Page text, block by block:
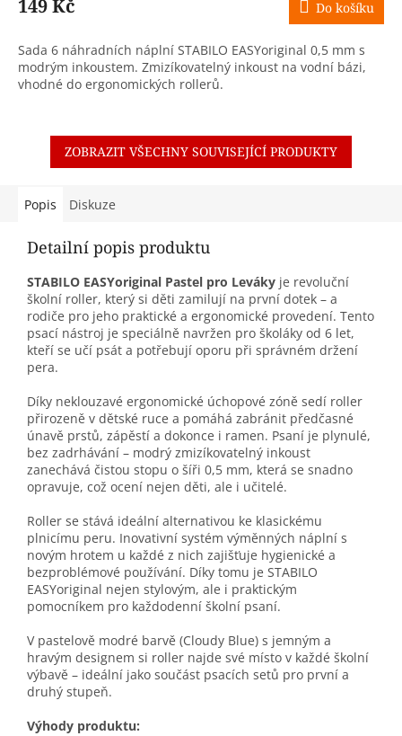
149 Kč Do košíku
Sada 6 náhradních náplní STABILO EASYoriginal 0,5 mm s
modrým inkoustem. Zmizíkovatelný inkoust na vodní bázi,
vhodné do ergonomických rollerů.
ZOBRAZIT VŠECHNY SOUVISEJÍCÍ PRODUKTY
Popis Diskuze
Detailní popis produktu
STABILO EASYoriginal Pastel pro Leváky je revoluční
školní roller, který si děti zamilují na první dotek – a
rodiče pro jeho praktické a ergonomické provedení. Tento
psací nástroj je speciálně navržen pro školáky od 6 let,
kteří se učí psát a potřebují oporu při správném držení
pera.
Díky neklouzavé ergonomické úchopové zóně sedí roller
přirozeně v dětské ruce a pomáhá zabránit předčasné
únavě prstů, zápěstí a dokonce i ramen. Psaní je plynulé,
bez zadrhávání – modrý zmizíkovatelný inkoust
zanechává čistou stopu o šíři 0,5 mm, která se snadno
opravuje, což ocení nejen děti, ale i učitelé.
Roller se stává ideální alternativou ke klasickému
plnicímu peru. Inovativní systém výměnných náplní s
novým hrotem u každé z nich zajišťuje hygienické a
bezproblémové používání. Díky tomu je STABILO
EASYoriginal nejen stylovým, ale i praktickým
pomocníkem pro každodenní školní psaní.
V pastelově modré barvě (Cloudy Blue) s jemným a
hravým designem si roller najde své místo v každé školní
výbavě – ideální jako součást psacích setů pro první a
druhý stupeň.
Výhody produktu: